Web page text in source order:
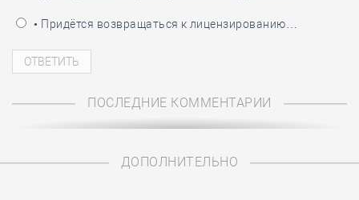
• Придётся возвращаться к лицензированию…
ПОСЛЕДНИЕ КОММЕНТАРИИ
ДОПОЛНИТЕЛЬНО